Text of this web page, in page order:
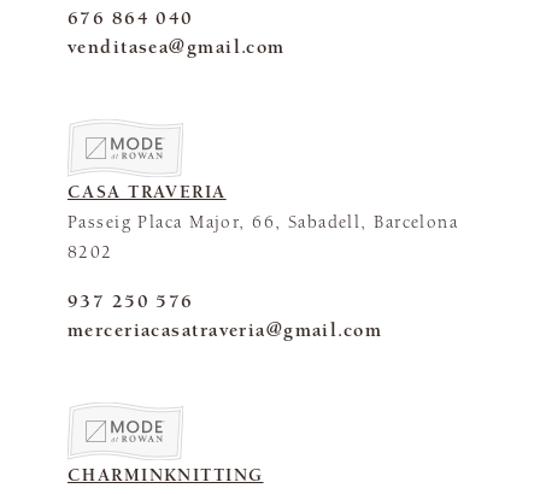
676 864 040
venditasea@gmail.com
CASA TRAVERIA
Passeig Placa Major, 66, Sabadell, Barcelona
8202
937 250 576
merceriacasatraveria@gmail.com
CHARMINKNITTING